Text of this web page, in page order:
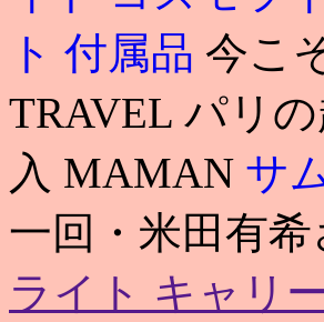
ト 付属品 今こ
TRAVEL パリ
入 MAMAN サ
一回・米田有
ライト キャリ